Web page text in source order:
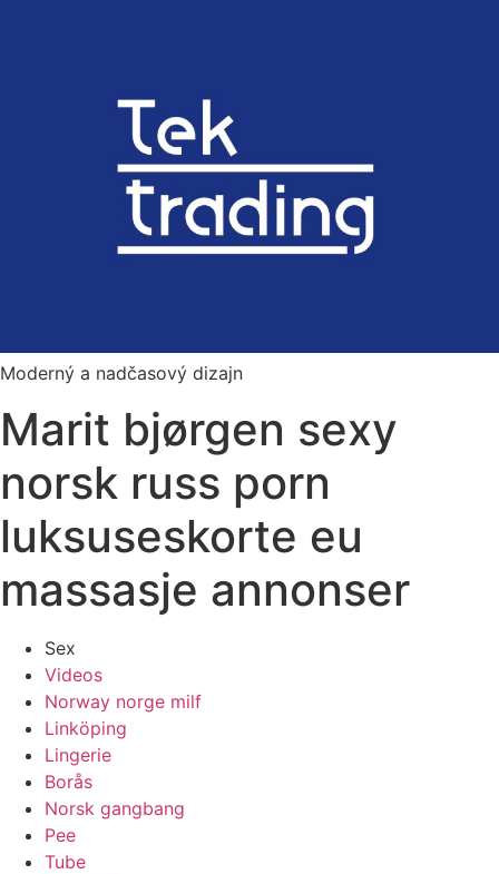
Moderný a nadčasový dizajn
Marit bjørgen sexy
norsk russ porn
luksuseskorte eu
massasje annonser
Sex
Videos
Norway norge milf
Linköping
Lingerie
Borås
Norsk gangbang
Pee
Tube